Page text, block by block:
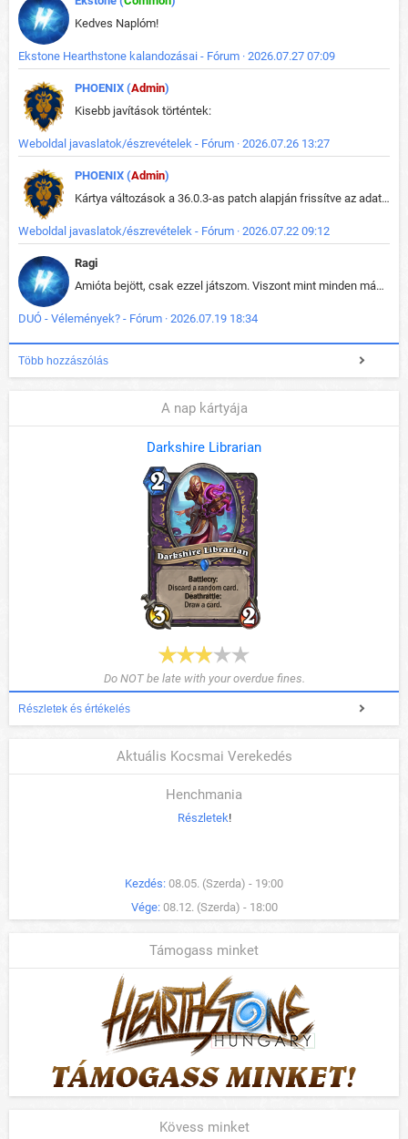
Kedves Naplóm!
Ekstone Hearthstone kalandozásai - Fórum · 2026.07.27 07:09
PHOENIX (Admin)
Kisebb javítások történtek:
Weboldal javaslatok/észrevételek - Fórum · 2026.07.26 13:27
PHOENIX (Admin)
Kártya változások a 36.0.3-as patch alapján frissítve az adatbázisban (képek is cserélve).
Weboldal javaslatok/észrevételek - Fórum · 2026.07.22 09:12
Ragi
Amióta bejött, csak ezzel játszom. Viszont mint minden más - akár az alapjáték is, ez is baromira összetett lett. Néha már pár kör után is esélytelen az egész. Vagy irreállisan túltápol valaki, vagy lelép a partner, vagy csak hülye mint a segg. És amikor eljönne az én időm, na akkor jön el mindenki másé is. Engem jobban érdekelne, hogy ki milyen ratingen szokott játszani. Na ez lenne egy érdekes adat.
DUÓ - Vélemények? - Fórum · 2026.07.19 18:34
Több hozzászólás
A nap kártyája
Darkshire Librarian
Do NOT be late with your overdue fines.
Részletek és értékelés
Aktuális Kocsmai Verekedés
Henchmania
Részletek!
Kezdés: 08.05. (Szerda) - 19:00
Vége: 08.12. (Szerda) - 18:00
Támogass minket
Kövess minket